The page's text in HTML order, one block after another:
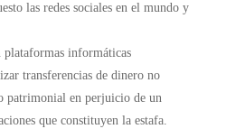
las redes sociales en el mundo y
informáticas
transferencias de dinero no
patrimonial en perjuicio de un
que constituyen la estafa.